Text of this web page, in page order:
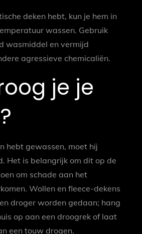
deken hebt, kun je hem in
wassen. Gebruik
wasmiddel en vermijd
agressieve chemicaliën.
je je
hebt gewassen, moet hij
Het is belangrijk om dit op de
om schade aan het
Wollen en fleece-dekens
droger worden gedaan; hang
op aan een droogrek of laat
een touw drogen.